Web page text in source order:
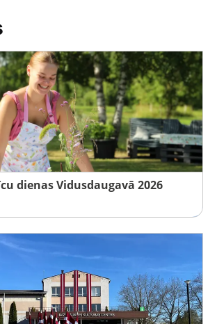
dienas Vidusdaugavā 2026